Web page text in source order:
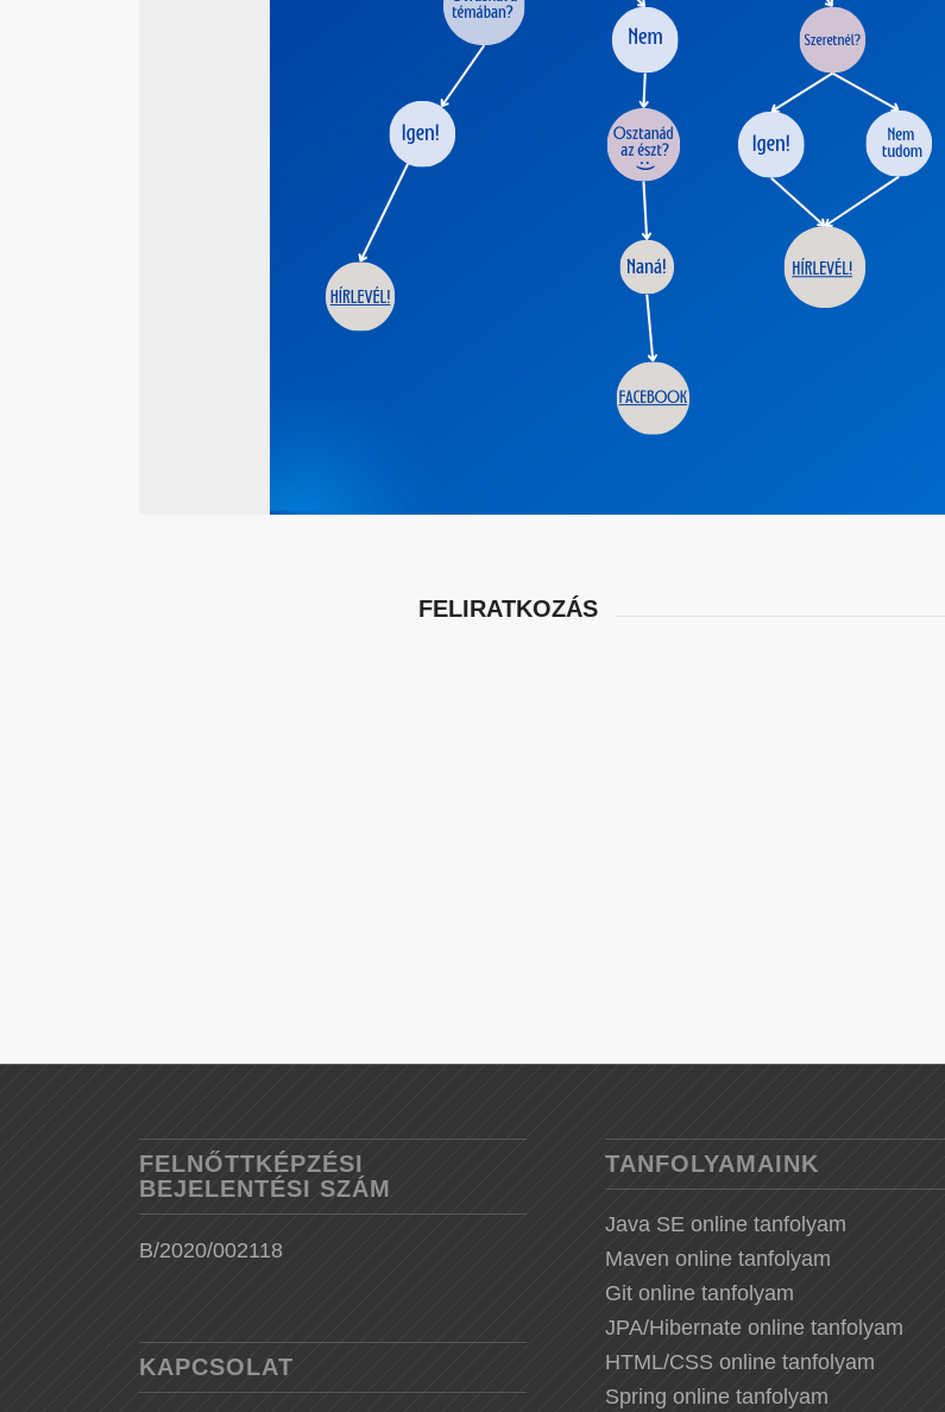
FELIRATKOZÁS
FELNŐTTKÉPZÉSI
BEJELENTÉSI SZÁM
B/2020/002118
KAPCSOLAT
TANFOLYAMAINK
Java SE online tanfolyam
Maven online tanfolyam
Git online tanfolyam
JPA/Hibernate online tanfolyam
HTML/CSS online tanfolyam
Spring online tanfolyam